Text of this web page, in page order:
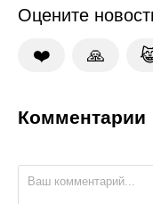
Оцените
❤️ 🙏
Комментарии